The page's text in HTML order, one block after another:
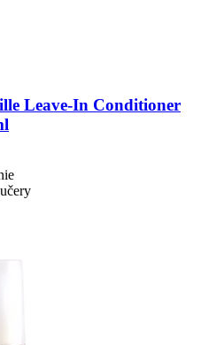
Leave-​In Conditioner